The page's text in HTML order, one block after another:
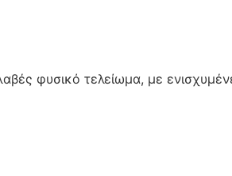
φυσικό τελείωμα, με